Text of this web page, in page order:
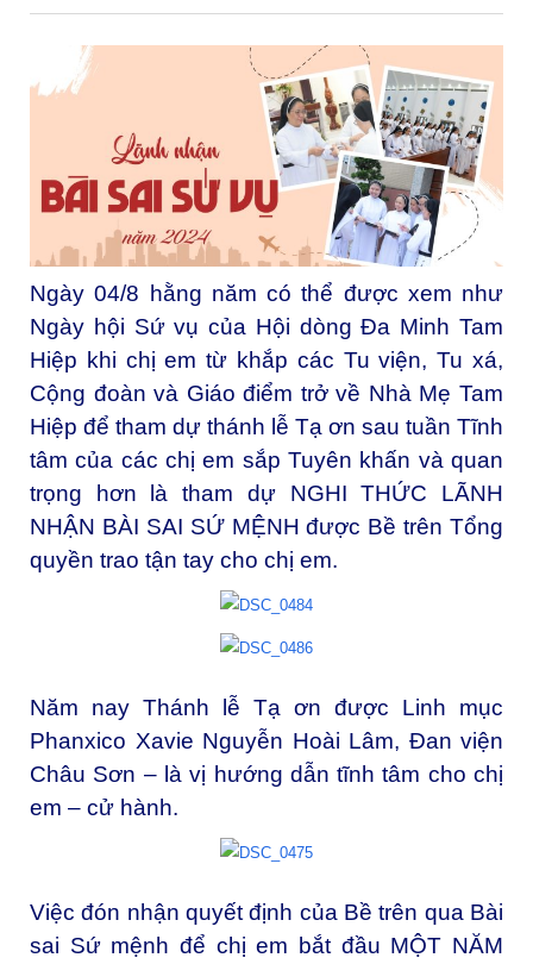
Ngày 04/8 hằng năm có thể được xem như
Ngày hội Sứ vụ của Hội dòng Đa Minh Tam
Hiệp khi chị em từ khắp các Tu viện, Tu xá,
Cộng đoàn và Giáo điểm trở về Nhà Mẹ Tam
Hiệp để tham dự thánh lễ Tạ ơn sau tuần Tĩnh
tâm của các chị em sắp Tuyên khấn và quan
trọng hơn là tham dự NGHI THỨC LÃNH
NHẬN BÀI SAI SỨ MỆNH được Bề trên Tổng
quyền trao tận tay cho chị em.
Năm nay Thánh lễ Tạ ơn được Linh mục
Phanxico Xavie Nguyễn Hoài Lâm, Đan viện
Châu Sơn – là vị hướng dẫn tĩnh tâm cho chị
em – cử hành.
Việc đón nhận quyết định của Bề trên qua Bài
sai Sứ mệnh để chị em bắt đầu MỘT NĂM